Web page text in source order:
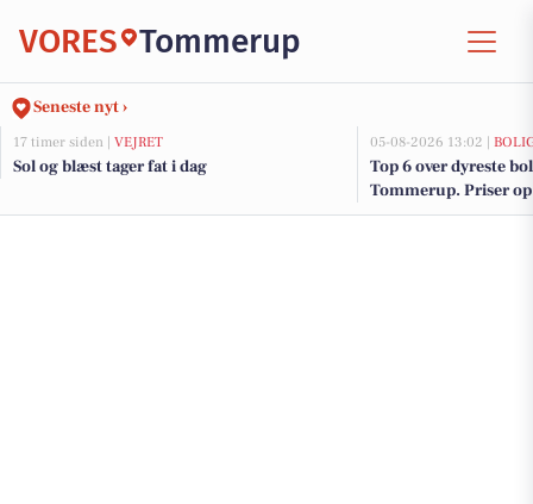
VORES Tommerup
Seneste nyt ›
17 timer siden | VEJRET
Sol og blæst tager fat i dag
05-08-2026 13:02 |
Top 6 over dyreste
Tommerup. Priser